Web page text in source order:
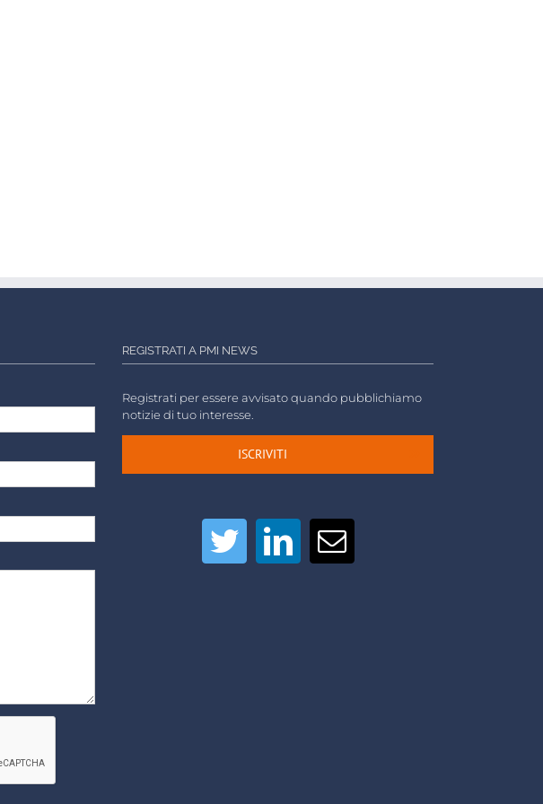
REGISTRATI A PMI NEWS
Registrati per essere avvisato quando pubblichiamo
notizie di tuo interesse.
ISCRIVITI